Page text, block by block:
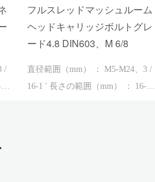
フルスレッドマッシュルーム
ヘッドキャリッジボルトグレ
ード4.8 DIN603、M 6/8
直径範囲（mm） ： M5-M24、3 /
16-1 ' 長さの範囲（mm） ： 16-